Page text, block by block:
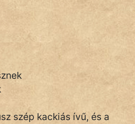
szép kackiás ívű, és a